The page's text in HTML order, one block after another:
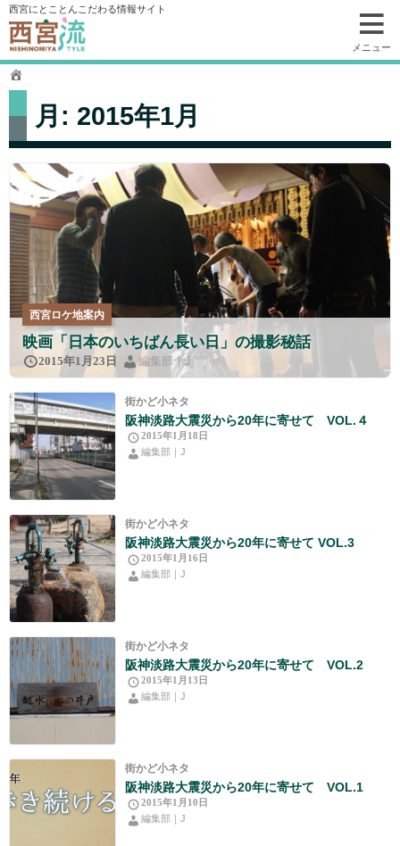
コ
ン
テ
ン
ツ
動
西宮にとことんこだわる情報サイト
メニュー
月: 2015年1月
西宮ロケ地案内
映画「日本のいちばん長い日」の撮影秘話
2015年1月23日 編集部｜J
街かど小ネタ
阪神淡路大震災から20年に寄せて VOL.４
2015年1月18日
編集部｜J
街かど小ネタ
阪神淡路大震災から20年に寄せて VOL.3
2015年1月16日
編集部｜J
街かど小ネタ
阪神淡路大震災から20年に寄せて VOL.2
2015年1月13日
編集部｜J
街かど小ネタ
阪神淡路大震災から20年に寄せて VOL.1
2015年1月10日
編集部｜J